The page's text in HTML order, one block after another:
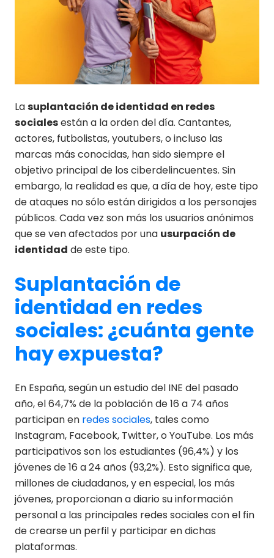
Lasuplantación de identidad en redes
socialesestán a la orden del día. Cantantes,
actores, futbolistas, youtubers, o incluso las
marcas más conocidas, han sido siempre el
objetivo principal de los ciberdelincuentes. Sin
embargo, la realidad es que, a día de hoy, este tipo
de ataques no sólo están dirigidos a los personajes
públicos. Cada vez son más los usuarios anónimos
que se ven afectados por una usurpación de
identidad de este tipo.
Suplantación de
identidad en redes
sociales: ¿cuánta gente
hay expuesta?
En España, según un estudio del INE del pasado
año, el 64,7% de la población de 16 a 74 años
participan en redes sociales, tales como
Instagram, Facebook, Twitter, o YouTube. Los más
participativos son los estudiantes (96,4%) y los
jóvenes de 16 a 24 años (93,2%). Esto significa que,
millones de ciudadanos, y en especial, los más
jóvenes, proporcionan a diario su información
personal a las principales redes sociales con el fin
de crearse un perfil y participar en dichas
plataformas.